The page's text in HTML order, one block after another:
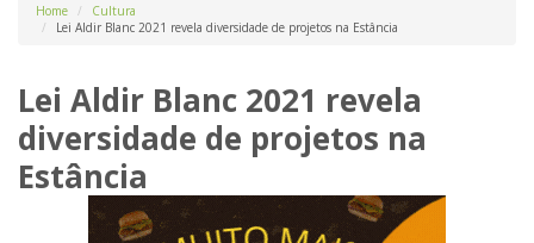
Home
Cultura
Lei Aldir Blanc 2021 revela diversidade de projetos na Estância
Lei Aldir Blanc 2021 revela
diversidade de projetos na
Estância